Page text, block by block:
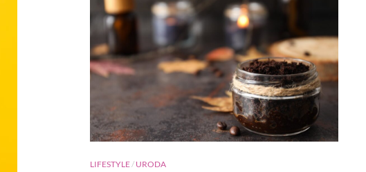
LIFESTYLE/ URODA